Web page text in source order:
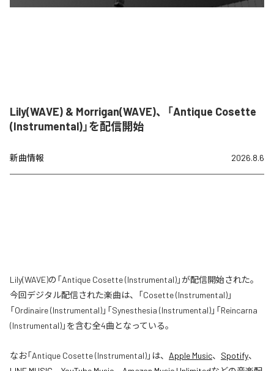
Lily(WAVE) & Morrigan(WAVE)、「Antique Cosette
(Instrumental)」を配信開始
新曲情報 2026.8.6
Lily(WAVE)の「Antique Cosette (Instrumental)」が配信開始された。
今回デジタル配信された楽曲は、「Cosette (Instrumental)」
「Ordinaire (Instrumental)」「Synesthesia (Instrumental)」「Reincarna
(Instrumental)」を含む全4曲となっている。
なお「Antique Cosette (Instrumental)」は、 Apple Music、 Spotify、